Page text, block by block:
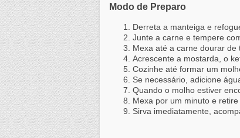
Modo de Preparo
Derreta a manteiga e
Junte a carne e tempere
Mexa até a carne dourar de
Acrescente a mostarda, o
Cozinhe até formar um
Se necessário, adicione
Quando o molho estiver
Mexa por um minuto e retire
Sirva imediatamente,